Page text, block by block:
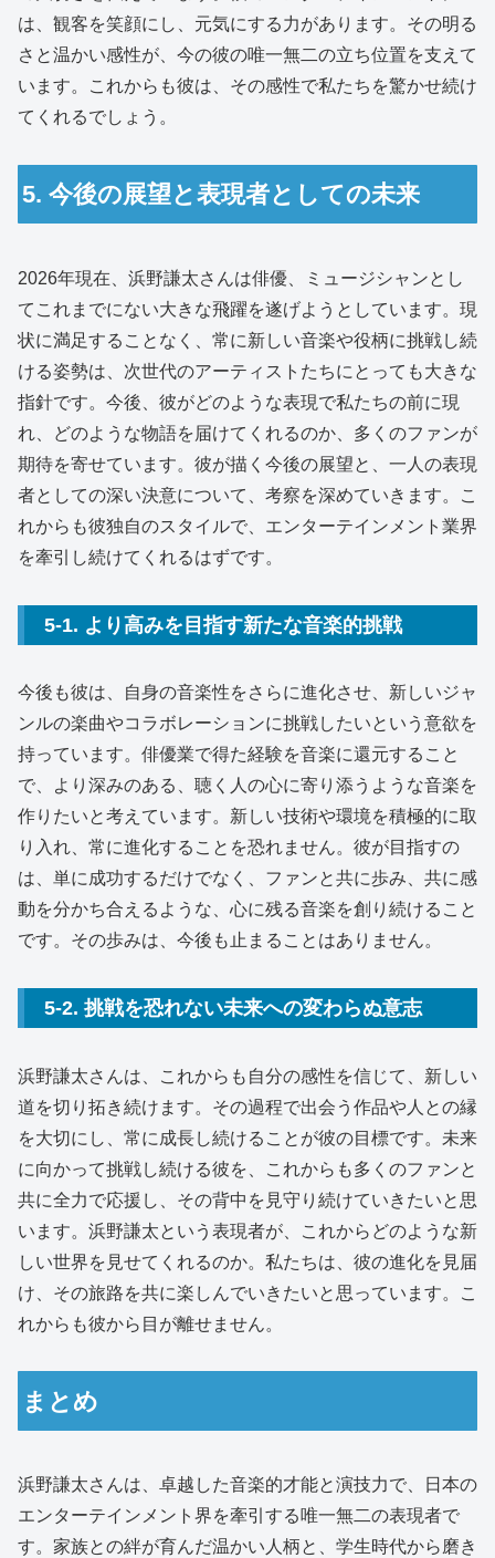
は、観客を笑顔にし、元気にする力があります。その明る
さと温かい感性が、今の彼の唯一無二の立ち位置を支えて
います。これからも彼は、その感性で私たちを驚かせ続け
てくれるでしょう。
5. 今後の展望と表現者としての未来
2026年現在、浜野謙太さんは俳優、ミュージシャンとし
てこれまでにない大きな飛躍を遂げようとしています。現
状に満足することなく、常に新しい音楽や役柄に挑戦し続
ける姿勢は、次世代のアーティストたちにとっても大きな
指針です。今後、彼がどのような表現で私たちの前に現
れ、どのような物語を届けてくれるのか、多くのファンが
期待を寄せています。彼が描く今後の展望と、一人の表現
者としての深い決意について、考察を深めていきます。こ
れからも彼独自のスタイルで、エンターテインメント業界
を牽引し続けてくれるはずです。
5-1. より高みを目指す新たな音楽的挑戦
今後も彼は、自身の音楽性をさらに進化させ、新しいジャ
ンルの楽曲やコラボレーションに挑戦したいという意欲を
持っています。俳優業で得た経験を音楽に還元すること
で、より深みのある、聴く人の心に寄り添うような音楽を
作りたいと考えています。新しい技術や環境を積極的に取
り入れ、常に進化することを恐れません。彼が目指すの
は、単に成功するだけでなく、ファンと共に歩み、共に感
動を分かち合えるような、心に残る音楽を創り続けること
です。その歩みは、今後も止まることはありません。
5-2. 挑戦を恐れない未来への変わらぬ意志
浜野謙太さんは、これからも自分の感性を信じて、新しい
道を切り拓き続けます。その過程で出会う作品や人との縁
を大切にし、常に成長し続けることが彼の目標です。未来
に向かって挑戦し続ける彼を、これからも多くのファンと
共に全力で応援し、その背中を見守り続けていきたいと思
います。浜野謙太という表現者が、これからどのような新
しい世界を見せてくれるのか。私たちは、彼の進化を見届
け、その旅路を共に楽しんでいきたいと思っています。こ
れからも彼から目が離せません。
まとめ
浜野謙太さんは、卓越した音楽的才能と演技力で、日本の
エンターテインメント界を牽引する唯一無二の表現者で
す。家族との絆が育んだ温かい人柄と、学生時代から磨き